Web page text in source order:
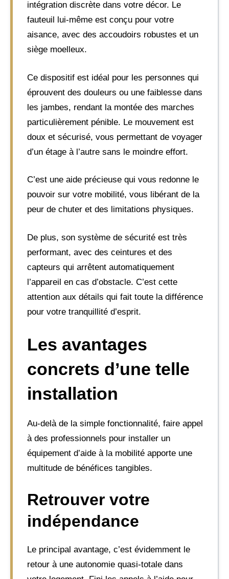
intégration discrète dans votre décor. Le
fauteuil lui-même est conçu pour votre
aisance, avec des accoudoirs robustes et un
siège moelleux.
Ce dispositif est idéal pour les personnes qui
éprouvent des douleurs ou une faiblesse dans
les jambes, rendant la montée des marches
particulièrement pénible. Le mouvement est
doux et sécurisé, vous permettant de voyager
d’un étage à l’autre sans le moindre effort.
C’est une aide précieuse qui vous redonne le
pouvoir sur votre mobilité, vous libérant de la
peur de chuter et des limitations physiques.
De plus, son système de sécurité est très
performant, avec des ceintures et des
capteurs qui arrêtent automatiquement
l’appareil en cas d’obstacle. C’est cette
attention aux détails qui fait toute la différence
pour votre tranquillité d’esprit.
Les avantages
concrets d’une telle
installation
Au-delà de la simple fonctionnalité, faire appel
à des professionnels pour installer un
équipement d’aide à la mobilité apporte une
multitude de bénéfices tangibles.
Retrouver votre
indépendance
Le principal avantage, c’est évidemment le
retour à une autonomie quasi-totale dans